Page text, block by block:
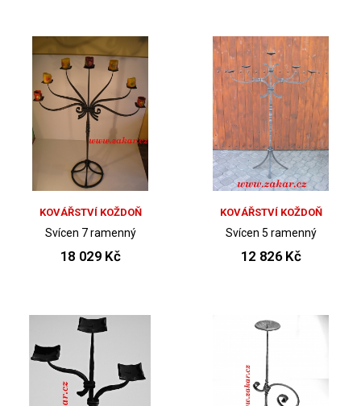
KOVÁŘSTVÍ KOŽDOŇ
Svícen 7 ramenný
18 029 Kč
KOVÁŘSTVÍ KOŽDOŇ
Svícen 5 ramenný
12 826 Kč